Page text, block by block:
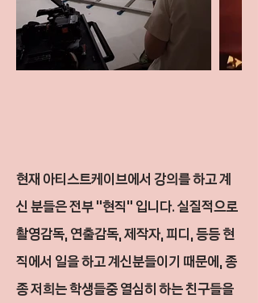
​현재 아티스트케이브에서 강의를 하고 계
신 분들은 전부 "현직" 입니다. 실질적으로
촬영감독, 연출감독, 제작자, 피디, 등등 현
직에서 일을 하고 계신분들이기 때문에, 종
종 저희는 학생들중 열심히 하는 친구들을